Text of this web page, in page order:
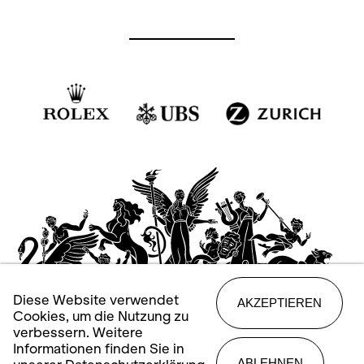
Diese Website verwendet
Cookies, um die Nutzung zu
verbessern. Weitere
Informationen finden Sie in
AKZEPTIEREN